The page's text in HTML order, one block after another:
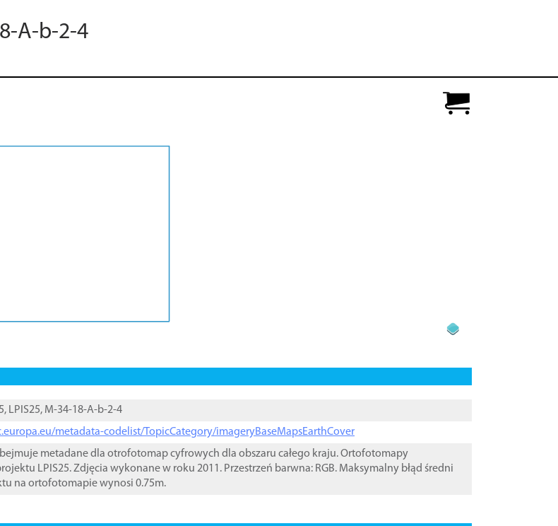
A-b-2-4
LPIS25, M-34-18-A-b-2-4
metadata-codelist/TopicCategory/imageryBaseMapsEarthCover
metadane dla otrofotomap cyfrowych dla obszaru całego kraju. Ortofotomapy
LPIS25. Zdjęcia wykonane w roku 2011. Przestrzeń barwna: RGB. Maksymalny błąd średni
na ortofotomapie wynosi 0.75m.